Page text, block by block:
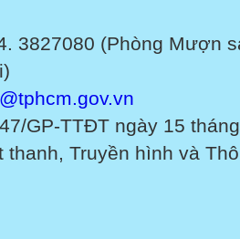
(Phòng Mượn sách
GP-TTĐT ngày 15
thanh, Truyền hình và